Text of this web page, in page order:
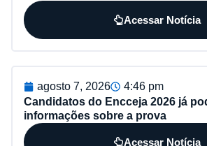
Acessar Notícia
agosto 7, 2026
4:46 pm
Candidatos do Encceja 2026 já
informações sobre a prova
Acessar Notícia